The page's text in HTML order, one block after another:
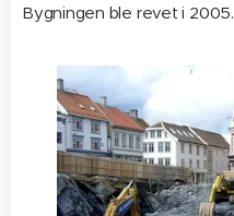
Bygningen ble revet i 2005.